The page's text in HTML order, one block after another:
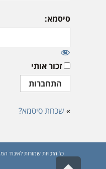
סיסמא:
זכור אותי
» שכחת סיסמא?